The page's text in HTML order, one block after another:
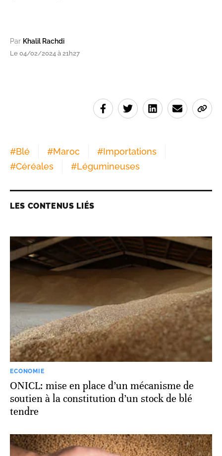
Par Khalil Rachdi
Le 04/02/2024 à 21h27
#Blé #Maroc #Importations
#Céréales #Légumineuses
LES CONTENUS LIÉS
ECONOMIE
ONICL: mise en place d’un mécanisme de
soutien à la constitution d’un stock de blé
tendre